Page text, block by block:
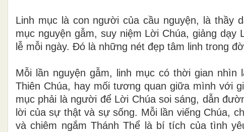
Linh mục là con người của cầu nguyện, là thầy
mục nguyện gẫm, suy niệm Lời Chúa, giảng dạy
lễ mỗi ngày. Đó là những nét đẹp tâm linh trong
Mỗi lần nguyện gẫm, linh mục có thời gian
Thiên Chúa, hay mối tương quan giữa mình với
mục phải là người để Lời Chúa soi sáng, dẫn
lời của sự thật và sự sống. Mỗi lần viếng Chúa,
và chiêm ngắm Thánh Thể là bí tích của tình